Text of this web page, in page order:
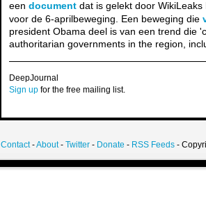
een documentdat is gelekt door WikiLeaks
voor de 6-aprilbeweging. Een beweging die
president Obama deel is van een trend die
authoritarian governments in the region,
DeepJournal
Sign upfor the free mailing list.
Contact-About- Twitter- Donate - RSS Feeds-